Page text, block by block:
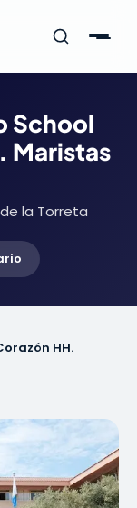
School
Maristas
la Torreta
HH.